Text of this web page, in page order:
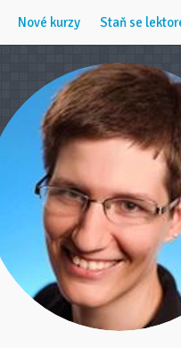
Nové kurzy Staň se